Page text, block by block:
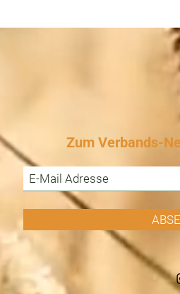
Zum Verbands-